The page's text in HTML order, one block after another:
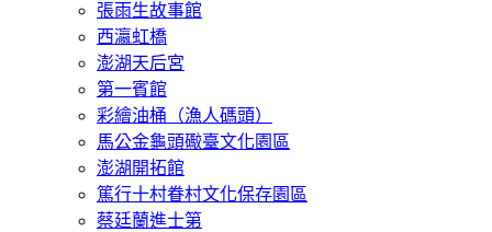
張雨生故事館
西瀛虹橋
澎湖天后宮
第一賓館
彩繪油桶（漁人碼頭）
馬公金龜頭礮臺文化園區
澎湖開拓館
篤行十村眷村文化保存園區
蔡廷蘭進士第